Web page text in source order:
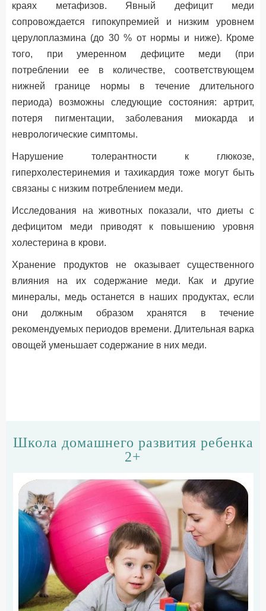
краях метафизов. Явный дефицит меди
сопровождается гипокупремией и низким уровнем
церулоплазмина (до 30 % от нормы и ниже). Кроме
того, при умеренном дефиците меди (при
потреблении ее в количестве, соответствующем
нижней границе нормы в течение длительного
периода) возможны следующие состояния: артрит,
потеря пигментации, заболевания миокарда и
неврологические симптомы.
Нарушение толерантности к глюкозе,
гиперхолестеринемия и тахикардия тоже могут быть
связаны с низким потреблением меди.
Исследования на животных показали, что диеты с
дефицитом меди приводят к повышению уровня
холестерина в крови.
Хранение продуктов не оказывает существенного
влияния на их содержание меди. Как и другие
минералы, медь останется в наших продуктах, если
они должным образом хранятся в течение
рекомендуемых периодов времени. Длительная варка
овощей уменьшает содержание в них меди.
Школа домашнего развития ребенка
2+